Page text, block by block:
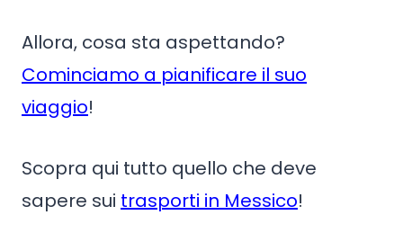
Allora, cosa sta aspettando?
Cominciamo a pianificare il suo
viaggio!
Scopra qui tutto quello che deve
sapere sui trasporti in Messico!